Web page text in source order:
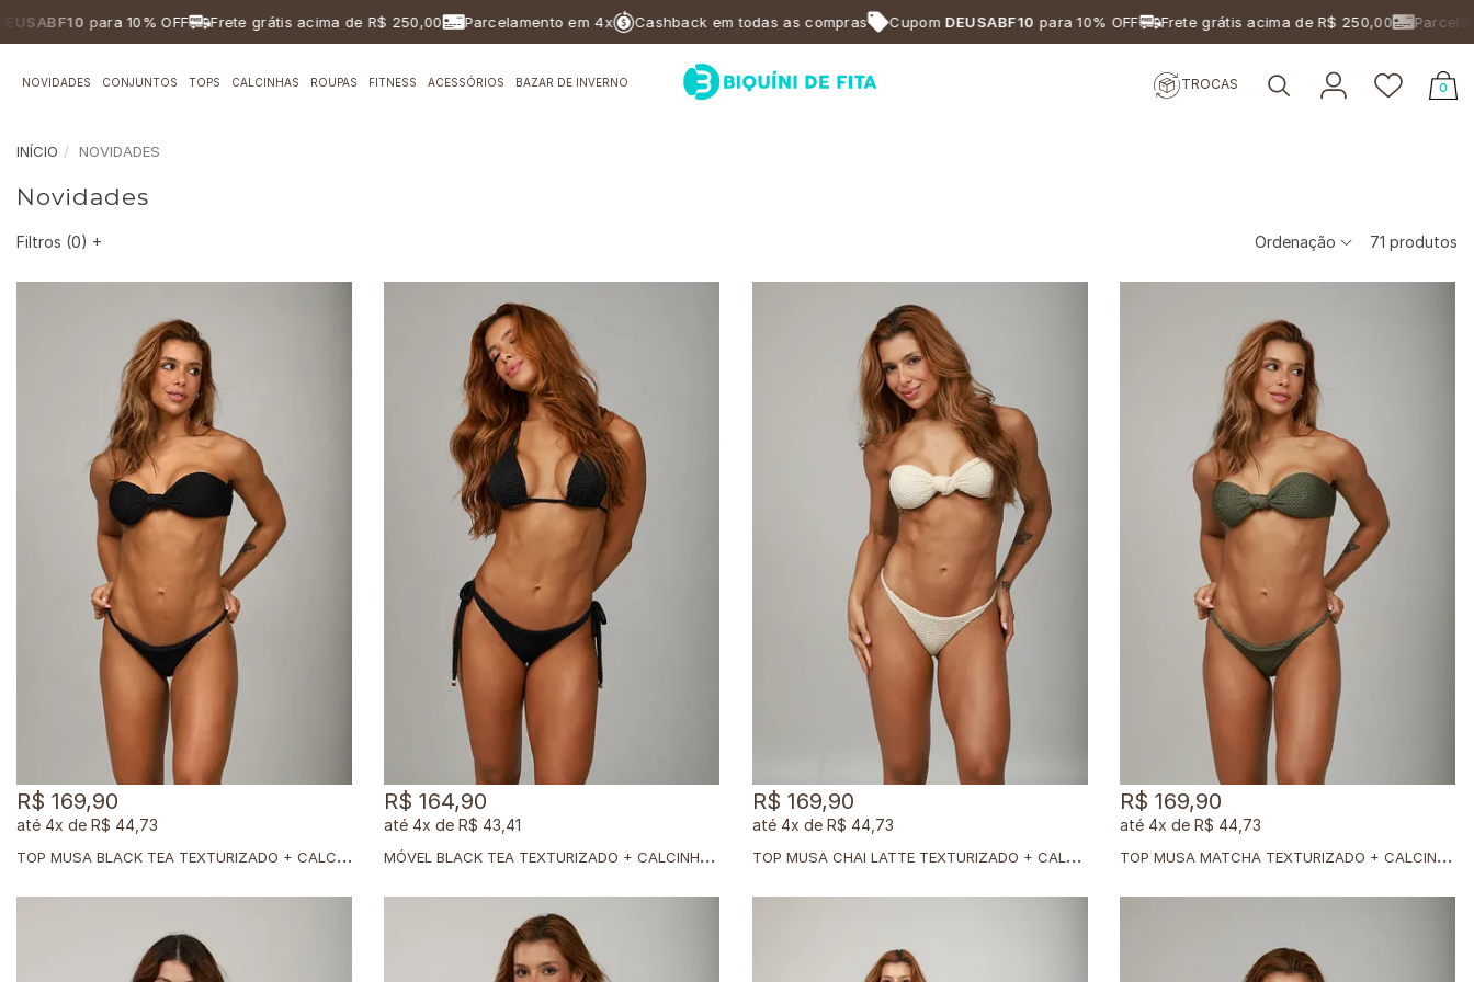
10% OFF Frete grátis acima de R$ 250,00 Parcelamento em 4x Cashback em todas as compras CupomDEUSABF10 para 10% OFF Frete grátis acima de R$ 250,00 Parcelamento em 4x
NOVIDADES CONJUNTOS TOPS CALCINHAS ROUPAS FITNESS ACESSÓRIOS BAZAR DE INVERNO TROCAS 0
INÍCIO NOVIDADES
Novidades
Filtros (0) + Ordenação 71 produtos
T
OP MUSA BLACK TEA TEXTURIZADO + CALCINHA DUPLA BLACK TEA TEXTURIZADO
R$ 169,90
4x de R$ 44,73
M
ÓVEL BLACK TEA TEXTURIZADO + CALCINHA CLÁSSICA BLACK TEA TEXTURIZADO
R$ 164,90
4x deR$ 43,41
T
OP MUSA CHAI LATTE TEXTURIZADO + CALCINHA DUPLA CHAI LATTE TEXTURIZADO
R$ 169,90
4x de R$ 44,73
T
OP MUSA MATCHA TEXTURIZADO + CALCINHA DUPLA MATCHA TEXTURIZADO
R$ 169,90
4x de R$ 44,73